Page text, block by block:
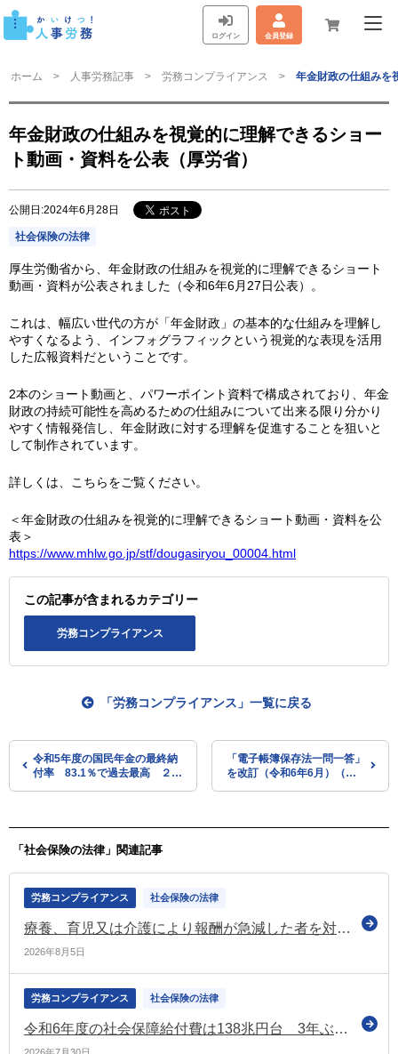
ログイン 会員登録
ホーム 人事労務記事 労務コンプライアンス 年金財政の仕組みを
年金財政の仕組みを視覚的に理解できるショー
ト動画・資料を公表（厚労省）
公開日:2024年6月28日
社会保険の法律
厚生労働省から、年金財政の仕組みを視覚的に理解できるショート
動画・資料が公表されました（令和6年6月27日公表）。
これは、幅広い世代の方が「年金財政」の基本的な仕組みを理解し
やすくなるよう、インフォグラフィックという視覚的な表現を活用
した広報資料だということです。
2本のショート動画と、パワーポイント資料で構成されており、年金
財政の持続可能性を高めるための仕組みについて出来る限り分かり
やすく情報発信し、年金財政に対する理解を促進することを狙いと
して制作されています。
詳しくは、こちらをご覧ください。
＜年金財政の仕組みを視覚的に理解できるショート動画・資料を公
表＞
https://www.mhlw.go.jp/stf/dougasiryou_00004.html
この記事が含まれるカテゴリー
労務コンプライアンス
令和5年度の国民年金の最終納
付率 83.1％で過去最高 ２年
「労務コンプライアンス」一覧に戻る
「電子帳簿保存法一問一答」
を改訂（令和6年6月）（国
「社会保険の法律」関連記事
労務コンプライアンス 社会保険の法律
療養、育児又は介護により報酬が急減した者を対象とした標準報酬月額の保険者算定の特例 令和9年1月から適用（厚労省）
2026年8月5日
労務コンプライアンス 社会保険の法律
令和6年度の社会保障給付費は138兆円台 3年ぶりの増加で過去2番目の水準（国立社会保障・人口問題研究所）